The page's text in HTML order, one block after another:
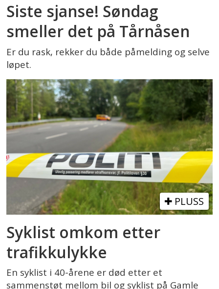
Siste sjanse! Søndag
smeller det på Tårnåsen
Er du rask, rekker du både påmelding og selve
løpet.
PLUSS
Syklist omkom etter
trafikkulykke
En syklist i 40-årene er død etter et
sammenstøt mellom bil og syklist på Gamle